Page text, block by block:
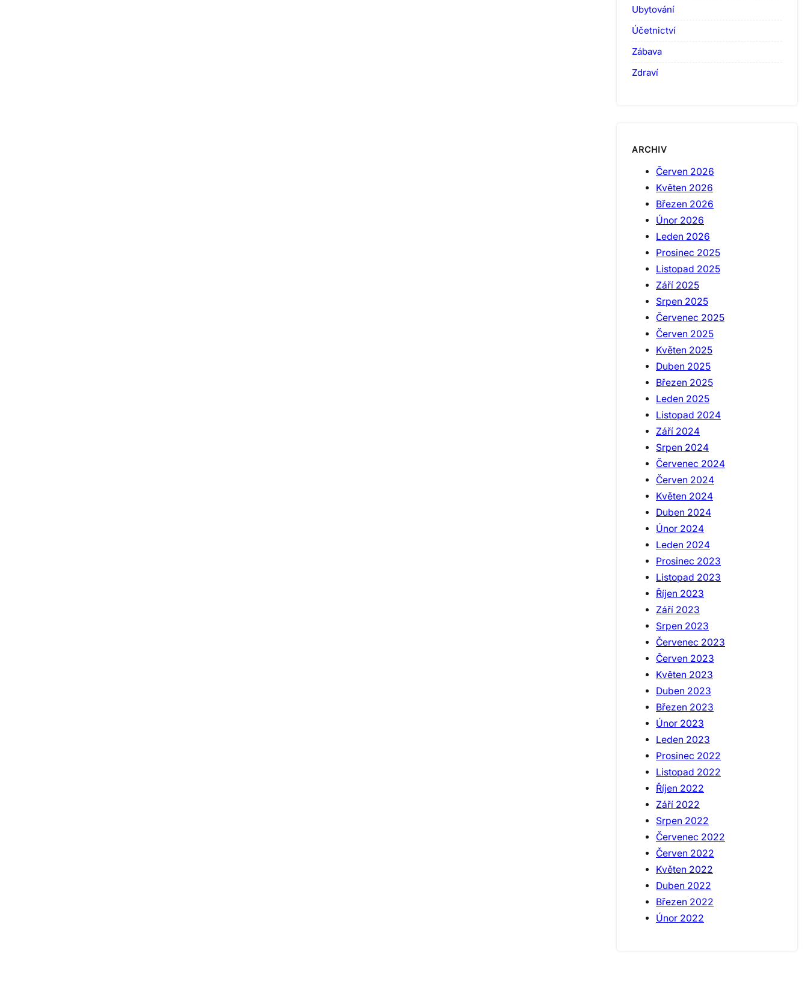
Ubytování
Účetnictví
Zábava
Zdraví
ARCHIV
Červen 2026
Květen 2026
Březen 2026
Únor 2026
Leden 2026
Prosinec 2025
Listopad 2025
Září 2025
Srpen 2025
Červenec 2025
Červen 2025
Květen 2025
Duben 2025
Březen 2025
Leden 2025
Listopad 2024
Září 2024
Srpen 2024
Červenec 2024
Červen 2024
Květen 2024
Duben 2024
Únor 2024
Leden 2024
Prosinec 2023
Listopad 2023
Říjen 2023
Září 2023
Srpen 2023
Červenec 2023
Červen 2023
Květen 2023
Duben 2023
Březen 2023
Únor 2023
Leden 2023
Prosinec 2022
Listopad 2022
Říjen 2022
Září 2022
Srpen 2022
Červenec 2022
Červen 2022
Květen 2022
Duben 2022
Březen 2022
Únor 2022